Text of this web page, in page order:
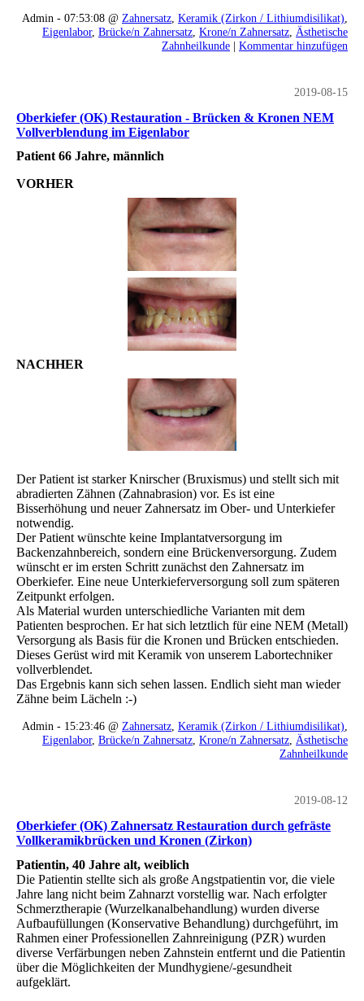
Admin - 07:53:08 @ Zahnersatz Keramik (Zirkon / Lithiumdisilikat)
Eigenlabor, Brücke/n Zahnersatz Krone/n Zahnersatz Ästhetische
Zahnheilkunde | Kommentar hinzufügen
2019-08-15
Oberkiefer (OK) Restauration - Brücken & Kronen NEM
Vollverblendung im Eigenlabor
Patient 66 Jahre, männlich
VORHER
NACHHER
Der Patient ist starker Knirscher (Bruxismus) und stellt sich mit
abradierten Zähnen (Zahnabrasion) vor. Es ist eine
Bisserhöhung und neuer Zahnersatz im Ober- und Unterkiefer
notwendig.
Der Patient wünschte keine Implantatversorgung im
Backenzahnbereich, sondern eine Brückenversorgung. Zudem
wünscht er im ersten Schritt zunächst den Zahnersatz im
Oberkiefer. Eine neue Unterkieferversorgung soll zum späteren
Zeitpunkt erfolgen.
Als Material wurden unterschiedliche Varianten mit dem
Patienten besprochen. Er hat sich letztlich für eine NEM (Metall)
Versorgung als Basis für die Kronen und Brücken entschieden.
Dieses Gerüst wird mit Keramik von unserem Labortechniker
vollverblendet.
Das Ergebnis kann sich sehen lassen. Endlich sieht man wieder
Zähne beim Lächeln :-)
Admin - 15:23:46 @ Zahnersatz, Keramik (Zirkon / Lithiumdisilikat),
Eigenlabor, Brücke/n Zahnersatz, Krone/n Zahnersatz, Ästhetische
Zahnheilkunde
2019-08-12
Oberkiefer (OK) Zahnersatz Restauration durch gefräste
Vollkeramikbrücken und Kronen (Zirkon)
Patientin, 40 Jahre alt, weiblich
Die Patientin stellte sich als große Angstpatientin vor, die viele
Jahre lang nicht beim Zahnarzt vorstellig war. Nach erfolgter
Schmerztherapie (Wurzelkanalbehandlung) wurden diverse
Aufbaufüllungen (Konservative Behandlung) durchgeführt, im
Rahmen einer Professionellen Zahnreinigung (PZR) wurden
diverse Verfärbungen neben Zahnstein entfernt und die Patientin
über die Möglichkeiten der Mundhygiene/-gesundheit
aufgeklärt.